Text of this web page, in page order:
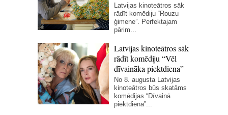
Latvijas kinoteātros sāk
rādīt komēdiju “Rouzu
ģimene”. Perfektajam
pārim...
Latvijas kinoteātros sāk
rādīt komēdiju “Vēl
dīvaināka piektdiena”
No 8. augusta Latvijas
kinoteātros būs skatāms
komēdijas “Dīvainā
piektdiena”...